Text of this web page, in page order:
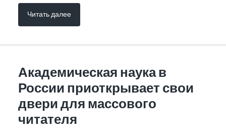
Читать далее
Академическая наука в
России приоткрывает свои
двери для массового
читателя